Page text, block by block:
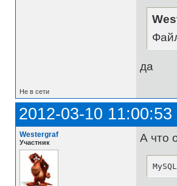
да
Не в сети
2012-03-10 11:00:53
Westergraf
Участник А что